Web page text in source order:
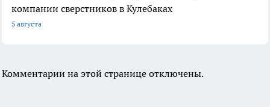
компании сверстников в Кулебаках
5 августа
Комментарии на этой странице отключены.